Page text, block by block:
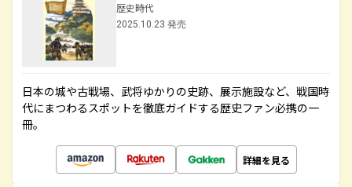
歴史時代
2025.10.23 発売
日本の城や古戦場、武将ゆかりの史跡、展示施設など、戦国時
代にまつわるスポットを徹底ガイドする歴史ファン必携の一
冊。
詳細を見る